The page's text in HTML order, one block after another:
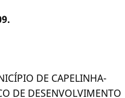
DE CAPELINHA-
DE DESENVOLVIMENTO